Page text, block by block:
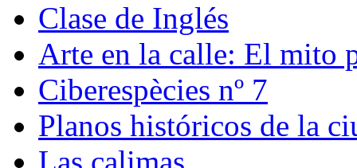
Clase de Inglés
Arte en la calle: El mito
Ciberespècies nº 7
Planos históricos de la